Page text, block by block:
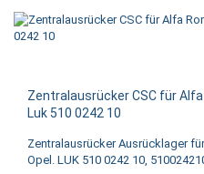
Zentralausrücker CSC für
Luk 510 0242 10
Zentralausrücker Ausrücklager
Opel. LUK 510 0242 10,